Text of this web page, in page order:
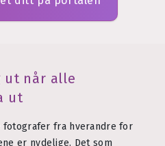
ut når alle
ut
fra hverandre for
er nydelige. Det som